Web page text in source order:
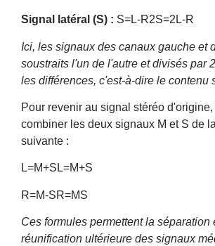
Signal latéral (S) : S=L-R2S=2L-R
Ici, les signaux des canaux gauche et
soustraits l'un de l'autre et divisés par
les différences, c'est-à-dire le contenu
Pour revenir au signal stéréo
combiner les deux signaux M et S de
suivante :
L=M+SL=M+S
R=M-SR=MS
Ces formules permettent la séparation
réunification ultérieure des signaux